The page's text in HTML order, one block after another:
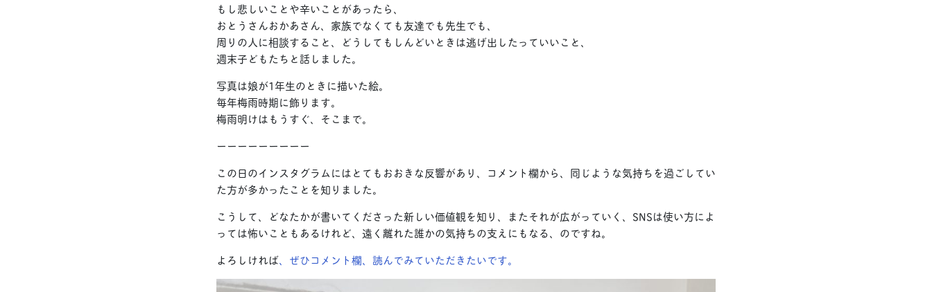
もし悲しいことや辛いことがあったら、
おとうさんおかあさん、家族でなくても友達でも先生でも、
周りの人に相談すること、どうしてもしんどいときは逃げ出したっていいこと、
週末子どもたちと話しました。
写真は娘が1年生のときに描いた絵。
毎年梅雨時期に飾ります。
梅雨明けはもうすぐ、そこまで。
ーーーーーーーーー
この日のインスタグラムにはとてもおおきな反響があり、コメント欄から、同じような気持ちを過ごしてい
た方が多かったことを知りました。
こうして、どなたかが書いてくださった新しい価値観を知り、またそれが広がっていく、SNSは使い方によ
っては怖いこともあるけれど、遠く離れた誰かの気持ちの支えにもなる、のですね。
よろしければ、ぜひコメント欄、読んでみていただきたいです。